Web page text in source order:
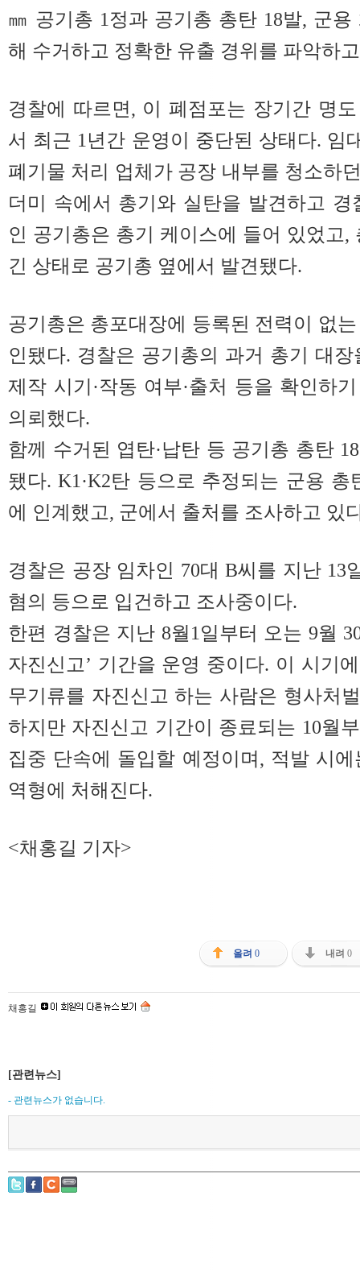
㎜ 공기총 1정과 공기총 총탄 18발, 군
해 수거하고 정확한 유출 경위를 파악하
경찰에 따르면, 이 폐점포는 장기간 명
서 최근 1년간 운영이 중단된 상태다. 임
폐기물 처리 업체가 공장 내부를 청소하
더미 속에서 총기와 실탄을 발견하고
인 공기총은 총기 케이스에 들어 있었고,
긴 상태로 공기총 옆에서 발견됐다.
공기총은 총포대장에 등록된 전력이 없
인됐다. 경찰은 공기총의 과거 총기 대
제작 시기·작동 여부·출처 등을 확인하
의뢰했다.
함께 수거된 엽탄·납탄 등 공기총 총탄
됐다. K1·K2탄 등으로 추정되는 군용
에 인계했고, 군에서 출처를 조사하고 있
경찰은 공장 임차인 70대 B씨를 지난 13
혐의 등으로 입건하고 조사중이다.
한편 경찰은 지난 8월1일부터 오는 9월
자진신고’ 기간을 운영 중이다. 이 시기
무기류를 자진신고 하는 사람은 형사처
하지만 자진신고 기간이 종료되는 10월
집중 단속에 돌입할 예정이며, 적발 시
역형에 처해진다.
<채홍길 기자>
올려 0 내려 0
채홍길
[관련뉴스]
- 관련뉴스가 없습니다.